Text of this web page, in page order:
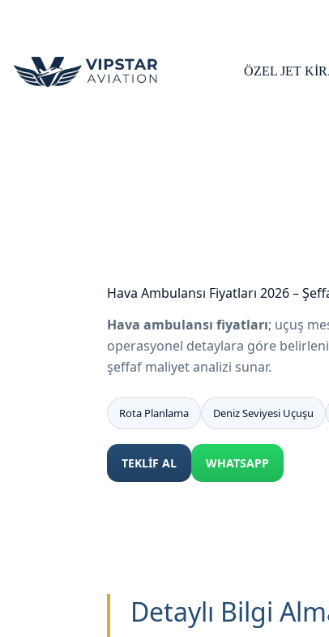
ÖZEL JET
Hava Ambulansı Fiyatları 2026 –
Hava ambulansı fiyatları; uçuş
operasyonel detaylara göre
şeffaf maliyet analizi sunar.
Rota Planlama Deniz Seviyesi Uçuşu
TEKLİF AL WHATSAPP
Detaylı Bilgi